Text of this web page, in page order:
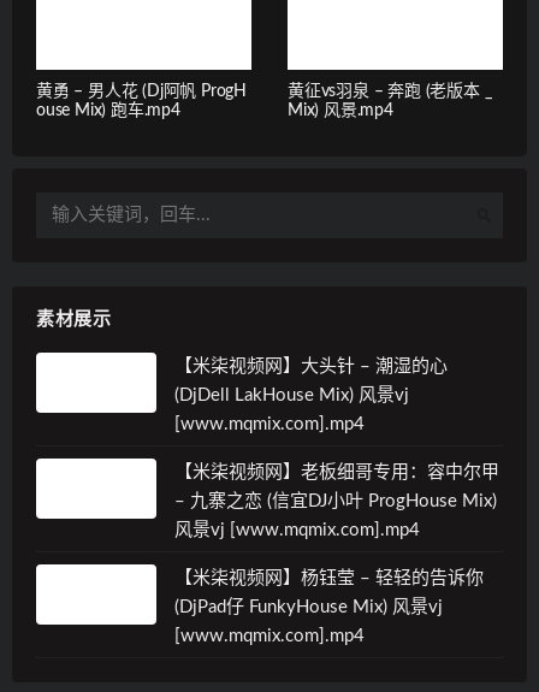
黄勇 – 男人花 (Dj阿帆 ProgH
ouse Mix) 跑车.mp4
黄征vs羽泉 – 奔跑 (老版本 _
Mix) 风景.mp4
素材展示
【米柒视频网】大头针 – 潮湿的心
(DjDell LakHouse Mix) 风景vj
[www.mqmix.com].mp4
【米柒视频网】老板细哥专用：容中尔甲
– 九寨之恋 (信宜DJ小叶 ProgHouse Mix)
风景vj [www.mqmix.com].mp4
【米柒视频网】杨钰莹 – 轻轻的告诉你
(DjPad仔 FunkyHouse Mix) 风景vj
[www.mqmix.com].mp4